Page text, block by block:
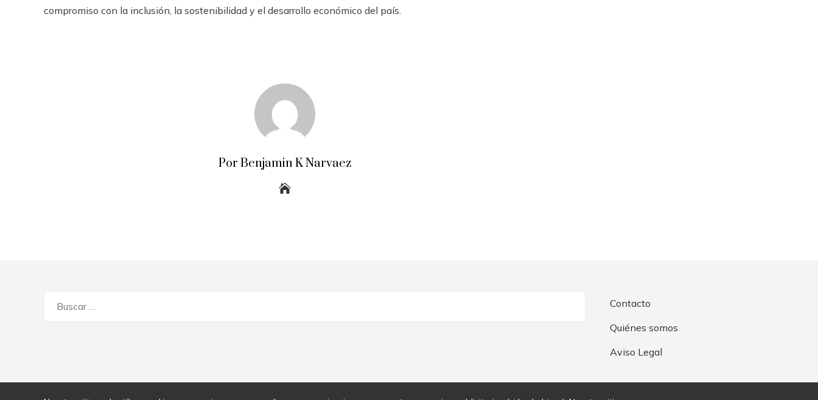
compromiso con la inclusión, la sostenibilidad y el desarrollo económico del país.
Por Benjamin K Narvaez
Contacto
Quiénes somos
Aviso Legal